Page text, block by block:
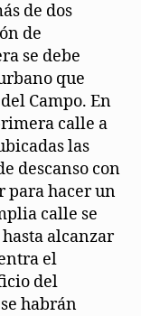
de dos
de
se debe
que
Campo. En
calle a
las
descanso con
para hacer un
calle se
alcanzar
el
del
habrán